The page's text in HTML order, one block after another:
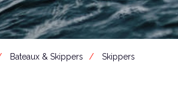
Bateaux & Skippers Skippers